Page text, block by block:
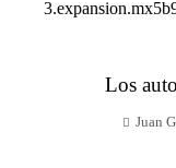
Los
Juan